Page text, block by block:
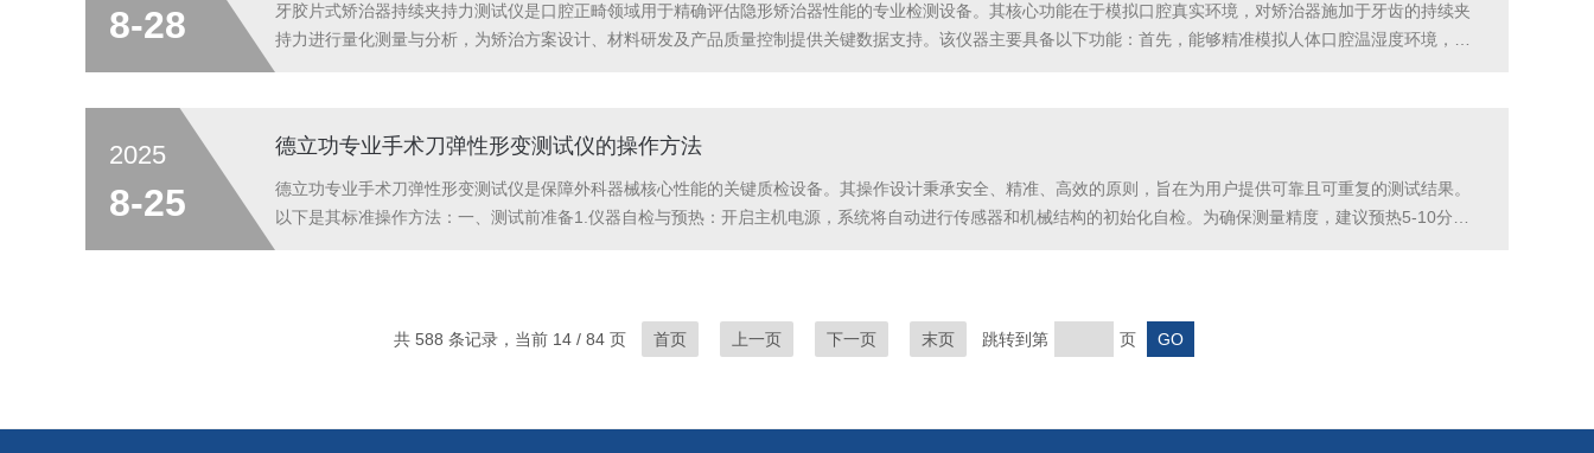
8-28
牙胶片式矫治器持续夹持力测试仪是口腔正畸领域用于精确评估隐形矫治器性能的专业检测设备。其核心功能在于模拟口腔真实环境，对矫治器施加于牙齿的持续夹
持力进行量化测量与分析，为矫治方案设计、材料研发及产品质量控制提供关键数据支持。该仪器主要具备以下功能：首先，能够精准模拟人体口腔温湿度环境，将
2025
8-25
德立功专业手术刀弹性形变测试仪的操作方法
德立功专业手术刀弹性形变测试仪是保障外科器械核心性能的关键质检设备。其操作设计秉承安全、精准、高效的原则，旨在为用户提供可靠且可重复的测试结果。
以下是其标准操作方法：一、测试前准备1.仪器自检与预热：开启主机电源，系统将自动进行传感器和机械结构的初始化自检。为确保测量精度，建议预热5-10分
共 588 条记录，当前 14 / 84 页 首页 上一页 下一页 末页 跳转到第 页